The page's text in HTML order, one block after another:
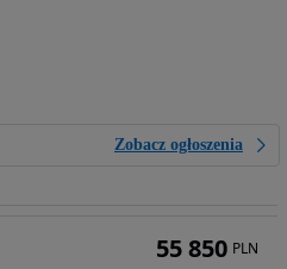
Zobacz ogłoszenia
55 850 PLN